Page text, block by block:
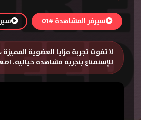
سيرفر المشاهدة #01
لا تفوت تجربة مزايا العضوية المميزة
للإستمتاع بتجربة مشاهدة خيالية.